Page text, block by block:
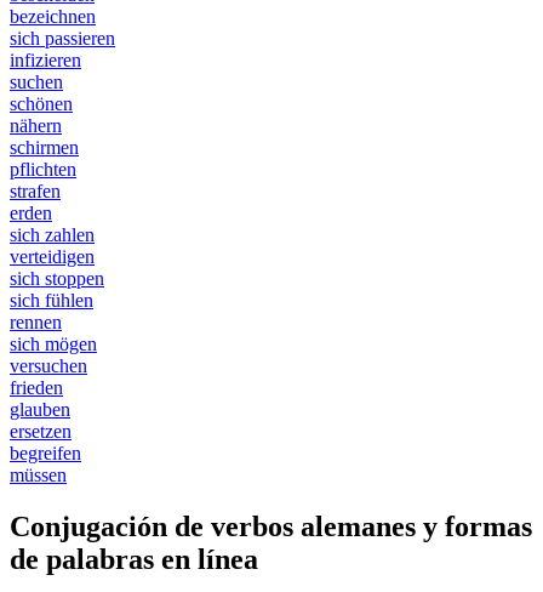
bezeichnen
sich passieren
infizieren
suchen
schönen
nähern
schirmen
pflichten
strafen
erden
sich zahlen
verteidigen
sich stoppen
sich fühlen
rennen
sich mögen
versuchen
frieden
glauben
ersetzen
begreifen
müssen
Conjugación de verbos alemanes y formas
de palabras en línea